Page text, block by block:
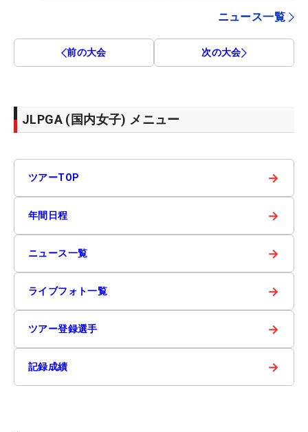
ニュース一覧
前の大会 次の大会
JLPGA (国内女子) メニュー
ツアーTOP →
年間日程 →
ニュース一覧 →
ライブフォト一覧 →
ツアー登録選手 →
記録成績 →